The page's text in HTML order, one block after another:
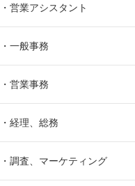
・営業アシスタント
・一般事務
・営業事務
・経理、総務
・調査、マーケティング